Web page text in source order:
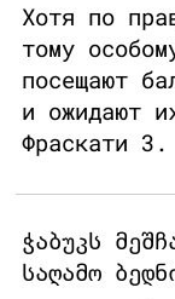
Хотя по
тому
посещают
и ожидают
Фраскати 3.
ჭაბუკს
საღამო